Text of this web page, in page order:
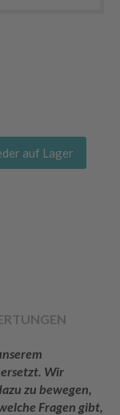
auf Lager
Wir
zu bewegen,
Fragen gibt,